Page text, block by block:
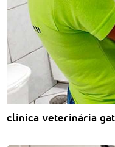
clinica veterinária